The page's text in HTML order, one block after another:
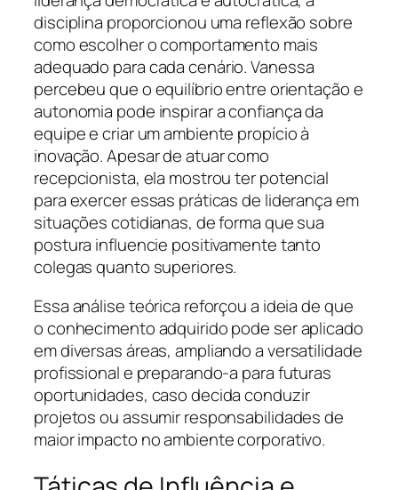
disciplina proporcionou uma reflexão sobre
como escolher o comportamento mais
adequado para cada cenário. Vanessa
percebeu que o equilíbrio entre orientação e
autonomia pode inspirar a confiança da
equipe e criar um ambiente propício à
inovação. Apesar de atuar como
recepcionista, ela mostrou ter potencial
para exercer essas práticas de liderança em
situações cotidianas, de forma que sua
postura influencie positivamente tanto
colegas quanto superiores.
Essa análise teórica reforçou a ideia de que
o conhecimento adquirido pode ser aplicado
em diversas áreas, ampliando a versatilidade
profissional e preparando-a para futuras
oportunidades, caso decida conduzir
projetos ou assumir responsabilidades de
maior impacto no ambiente corporativo.